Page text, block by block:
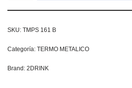
SKU: TMPS 161 B
Categoría: TERMO METALICO
Brand: 2DRINK